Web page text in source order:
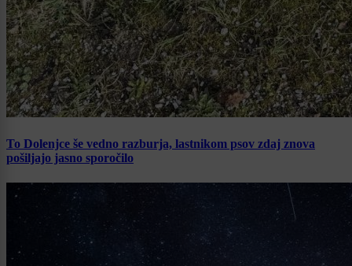
To Dolenjce še vedno razburja, lastnikom psov zdaj znova
pošiljajo jasno sporočilo